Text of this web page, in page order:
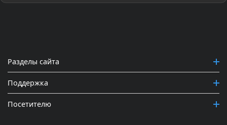
Разделы сайта
Поддержка
Посетителю